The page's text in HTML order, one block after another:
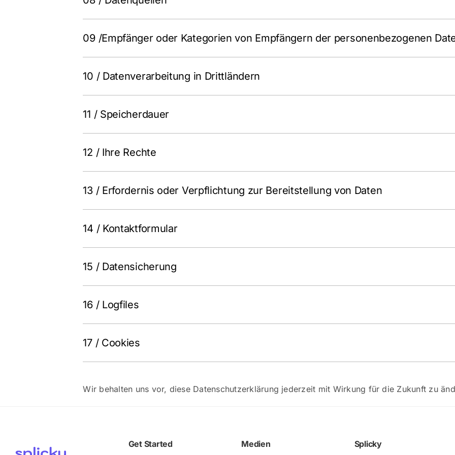
09 /Empfänger oder Kategorien von Empfängern der personenbezogenen
10 / Datenverarbeitung in Drittländern
11 / Speicherdauer
12 / Ihre Rechte
13 / Erfordernis oder Verpflichtung zur Bereitstellung von Daten
14 / Kontaktformular
15 / Datensicherung
16 / Logfiles
17 / Cookies
Wir behalten uns vor, diese Datenschutzerklärung jederzeit mit Wirkung für die Zukunft zu
Get Started Medien Splicky